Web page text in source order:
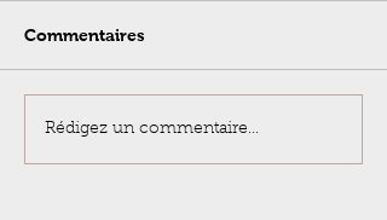
Commentaires
Rédigez un commentaire...